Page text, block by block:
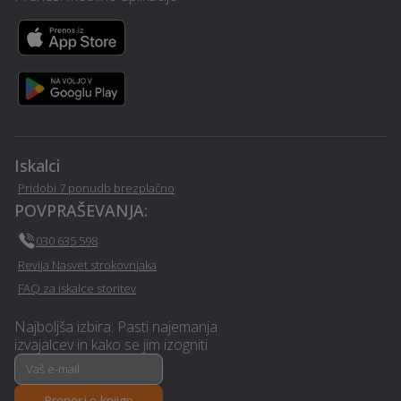
Prodaja avtodelov -
Hodos
Zdravje na delovnem
Davčno svetovanje -
Hodos
Erotična masaža - Hodos
Najem tiskalnika - Hodos
Slikopleskarstvo - Hodos
Iskalci
Pridobi 7 ponudb brezplačno
POVPRAŠEVANJA:
030 635 598
Revija Nasvet strokovnjaka
FAQ za iskalce storitev
Najboljša izbira: Pasti najemanja
izvajalcev in kako se jim izogniti